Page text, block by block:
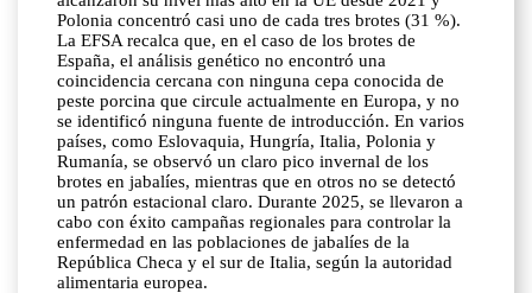
Polonia concentró casi uno de cada tres brotes (31 %).
La EFSA recalca que, en el caso de los brotes de
España, el análisis genético no encontró una
coincidencia cercana con ninguna cepa conocida de
peste porcina que circule actualmente en Europa, y no
se identificó ninguna fuente de introducción. En varios
países, como Eslovaquia, Hungría, Italia, Polonia y
Rumanía, se observó un claro pico invernal de los
brotes en jabalíes, mientras que en otros no se detectó
un patrón estacional claro. Durante 2025, se llevaron a
cabo con éxito campañas regionales para controlar la
enfermedad en las poblaciones de jabalíes de la
República Checa y el sur de Italia, según la autoridad
alimentaria europea.